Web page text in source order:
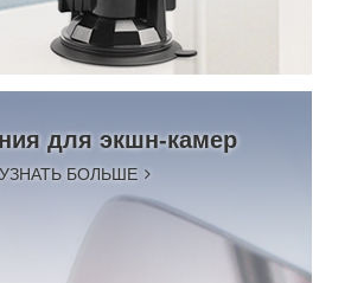
для экшн-камер
УЗНАТЬ БОЛЬШЕ